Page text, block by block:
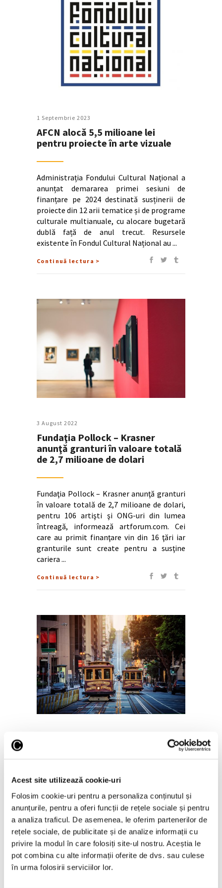
Acest site utilizează cookie-uri
Folosim cookie-uri pentru a personaliza conținutul și
anunțurile, pentru a oferi funcții de rețele sociale și pentru
a analiza traficul. De asemenea, le oferim partenerilor de
rețele sociale, de publicitate și de analize informații cu
privire la modul în care folosiți site-ul nostru. Aceștia le
pot combina cu alte informații oferite de dvs. sau culese
în urma folosirii serviciilor lor.
1 Septembrie 2023
AFCN alocă 5,5 milioane lei
pentru proiecte în arte vizuale
Administrația Fondului Cultural Național a
anunțat demararea primei sesiuni de
finanțare pe 2024 destinată susținerii de
proiecte din 12 arii tematice și de programe
culturale multianuale, cu alocare bugetară
dublă față de anul trecut. Resursele
existente în Fondul Cultural Național au
Continuă lectura >
3 August 2022
Fundaţia Pollock – Krasner
anunţă granturi în valoare totală
de 2,7 milioane de dolari
Fundaţia Pollock – Krasner anunţă granturi
în valoare totală de 2,7 milioane de dolari,
pentru 106 artişti şi ONG-uri din lumea
întreagă, informează artforum.com. Cei
care au primit finanţare vin din 16 ţări iar
granturile sunt create pentru a susţine
cariera
Continuă lectura >
Artiști din San Francisco vor primi
unui program pilot de venit
garantat
Zeci de artiști din San Francisco vor primi
lunar, timp de un an și jumătate, câte 1.000
de euro, ca parte a unui program pilot
privind venitul garantat. Inițiativa
organizată de Yerba Buena Center for the